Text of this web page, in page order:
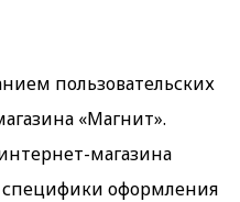
пользовательских
«Магнит».
магазина
специфики оформления